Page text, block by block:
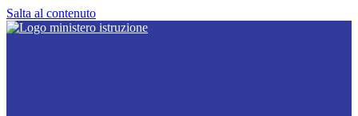
Salta al contenuto